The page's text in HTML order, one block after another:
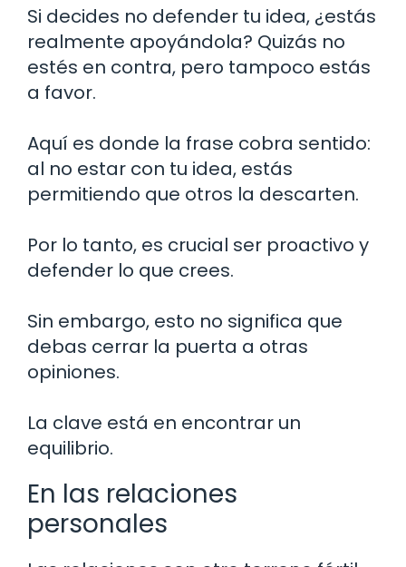
Si decides no defender tu idea, ¿estás
realmente apoyándola? Quizás no
estés en contra, pero tampoco estás
a favor.
Aquí es donde la frase cobra sentido:
al no estar con tu idea, estás
permitiendo que otros la descarten.
Por lo tanto, es crucial ser proactivo y
defender lo que crees.
Sin embargo, esto no significa que
debas cerrar la puerta a otras
opiniones.
La clave está en encontrar un
equilibrio.
En las relaciones
personales